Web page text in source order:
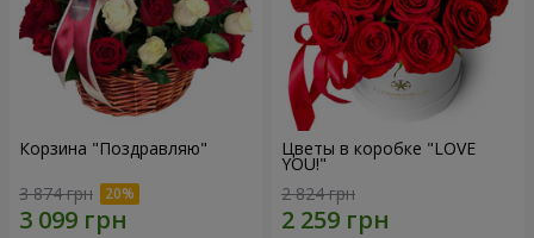
Корзина "Поздравляю"
3 874 грн
Цветы в коробке "LOVE
YOU!"
2 824 грн